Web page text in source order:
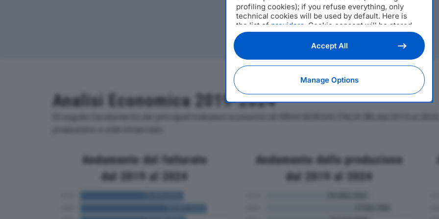
Analisi Economica 2019-2024
Andamento del fatturato
dal 2019 al 2024
Andamento della produzione
dal 2019 al 2024
profiling cookies); if you refuse everything, only
technical cookies will be used by default. Here is
the list of providers . Cookie consent will be stored
and applied also to the other websites of Editoriale
Nazionale and their subdomains. By expressing your
choice on this site, you will therefore not be asked
again on other Editoriale Nazionale websites that
use the same consent management platform (CMP).
You can still modify or withdraw your choice at any
time through the “Privacy Settings” section.
Manage Options
Accept All